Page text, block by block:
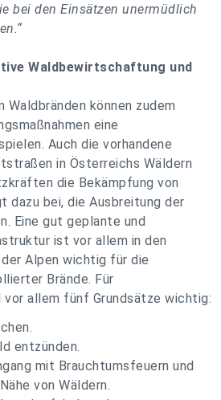
bei den Einsätzen unermüdlich
Waldbewirtschaftung und
Waldbränden können zudem
eine
Auch die vorhandene
in Österreichs Wäldern
die Bekämpfung von
dazu bei, die Ausbreitung der
Eine gut geplante und
ist vor allem in den
Alpen wichtig für die
Brände. Für
vor allem fünf Grundsätze wichtig:
entzünden.
mit Brauchtumsfeuern und
von Wäldern.